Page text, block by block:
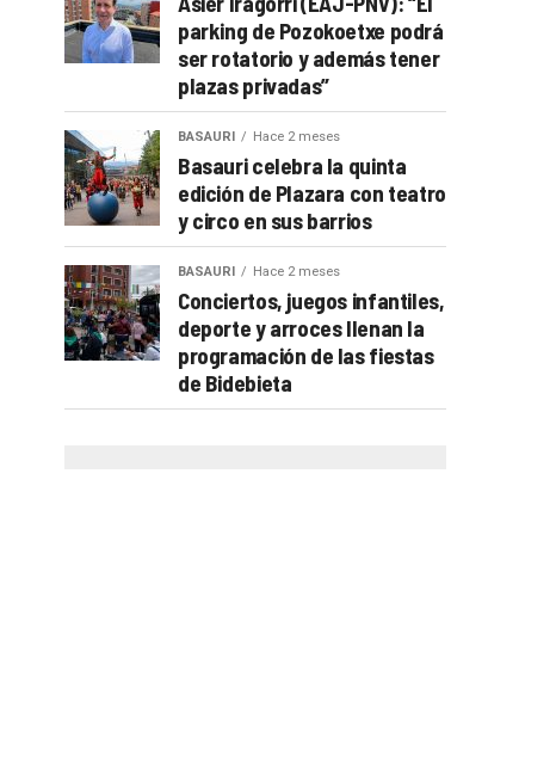
parking de Pozokoetxe podrá
ser rotatorio y además tener
plazas privadas”
BASAURI Hace 2 meses
Basauri celebra la quinta
edición de Plazara con teatro
y circo en sus barrios
BASAURI Hace 2 meses
Conciertos, juegos infantiles,
deporte y arroces llenan la
programación de las fiestas
de Bidebieta